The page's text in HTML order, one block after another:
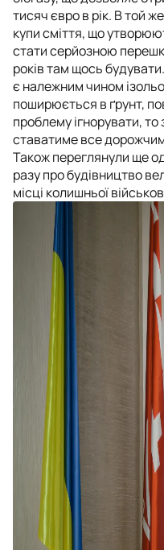
тисяч євро в рік. В той же
купи сміття, що
стати серйозною
років там щось
є належним чином
поширюється в ґрунт,
проблему ігнорувати, то
ставатиме все
Також переглянули ще
разу про будівництво
місці колишньої